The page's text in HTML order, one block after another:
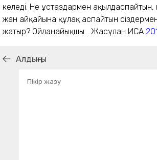
келеді. Не ұстаздармен ақылдаспайтын,
жан айқайына құлақ аспайтын
жатыр? Ойланайықшы... Жасұлан ИСА
Алдыңғы